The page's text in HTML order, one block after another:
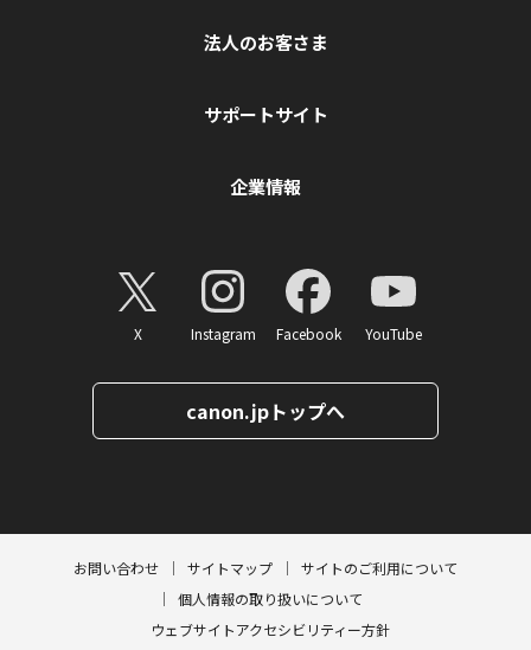
法人のお客さま
サポートサイト
企業情報
X Instagram Facebook YouTube
canon.jpトップへ
お問い合わせ サイトマップ
サイトのご利用について
個人情報の取り扱いについて
ウェブサイトアクセシビリティー方針